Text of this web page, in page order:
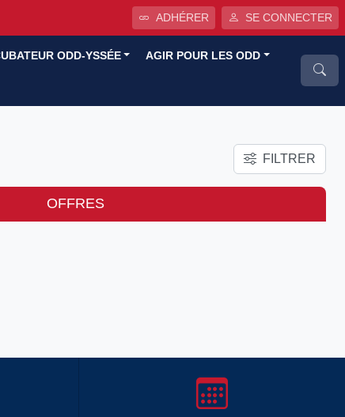
ADHÉRER SE CONNECTER
ODD-YSSÉE AGIR POUR LES ODD
FILTRER
OFFRES